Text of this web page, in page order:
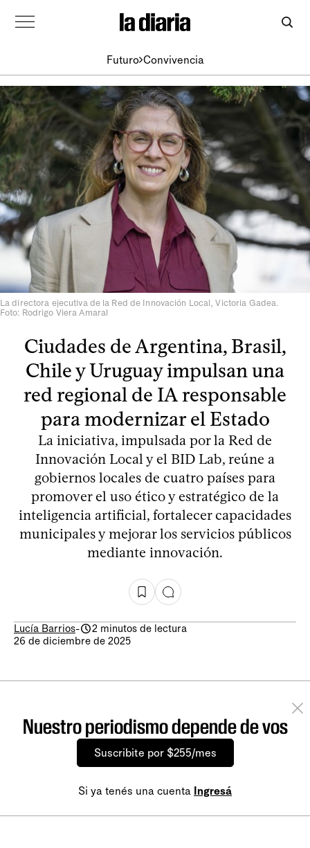
Futuro Convivencia
La directora ejecutiva de la Red de Innovación Local, Victoria Gadea.
Foto: Rodrigo Viera Amaral
Ciudades de Argentina, Brasil,
Chile y Uruguay impulsan una
red regional de IA responsable
para modernizar el Estado
La iniciativa, impulsada por la Red de
Innovación Local y el BID Lab, reúne a
gobiernos locales de cuatro países para
promover el uso ético y estratégico de la
inteligencia artificial, fortalecer capacidades
municipales y mejorar los servicios públicos
mediante innovación.
Lucía Barrios-
2 minutos de lectura
26 de diciembre de 2025
Nuestro periodismo depende de vos
Suscribite por $255/mes
Si ya tenés una cuenta Ingresá